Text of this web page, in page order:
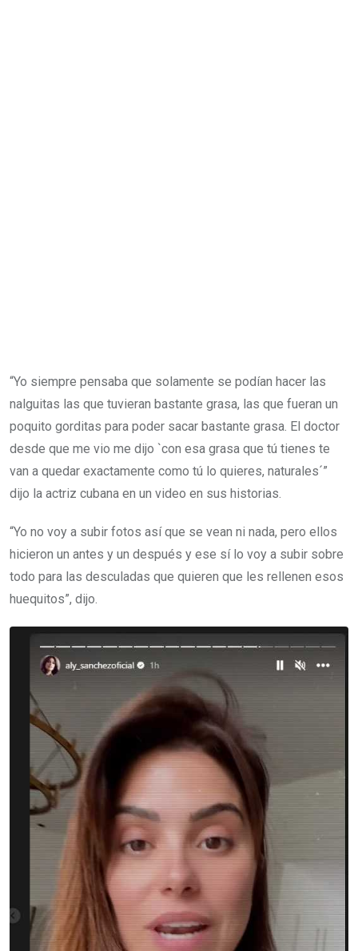
“Yo siempre pensaba que solamente se podían hacer las
nalguitas las que tuvieran bastante grasa, las que fueran un
poquito gorditas para poder sacar bastante grasa. El doctor
desde que me vio me dijo `con esa grasa que tú tienes te
van a quedar exactamente como tú lo quieres, naturales´”
dijo la actriz cubana en un video en sus historias.
“Yo no voy a subir fotos así que se vean ni nada, pero ellos
hicieron un antes y un después y ese sí lo voy a subir sobre
todo para las desculadas que quieren que les rellenen esos
huequitos”, dijo.